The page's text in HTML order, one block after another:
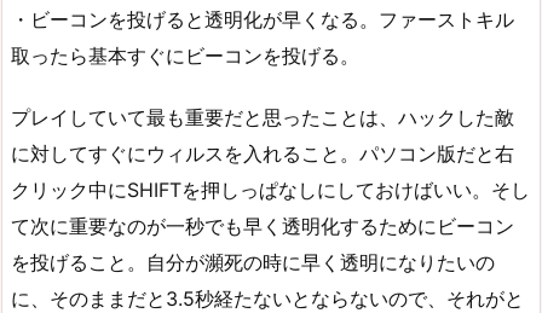
・ビーコンを投げると透明化が早くなる。ファーストキル
取ったら基本すぐにビーコンを投げる。
プレイしていて最も重要だと思ったことは、ハックした敵
に対してすぐにウィルスを入れること。パソコン版だと右
クリック中にSHIFTを押しっぱなしにしておけばいい。そし
て次に重要なのが一秒でも早く透明化するためにビーコン
を投げること。自分が瀕死の時に早く透明になりたいの
に、そのままだと3.5秒経たないとならないので、それがと